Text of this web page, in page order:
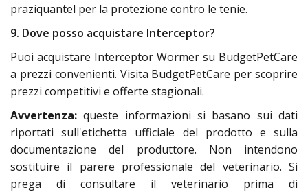
praziquantel per la protezione contro le tenie.
9. Dove posso acquistare Interceptor?
Puoi acquistare Interceptor Wormer su BudgetPetCare
a prezzi convenienti. Visita BudgetPetCare per scoprire
prezzi competitivi e offerte stagionali.
Avvertenza: queste informazioni si basano sui dati
riportati sull'etichetta ufficiale del prodotto e sulla
documentazione del produttore. Non intendono
sostituire il parere professionale del veterinario. Si
prega di consultare il veterinario prima di